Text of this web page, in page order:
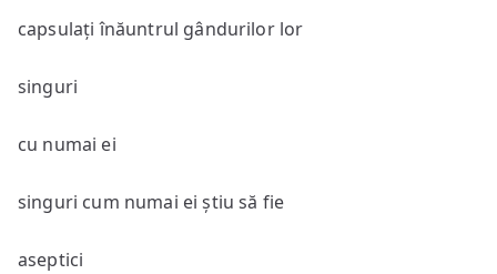
capsulați înăuntrul gândurilor lor
singuri
cu numai ei
singuri cum numai ei știu să fie
aseptici